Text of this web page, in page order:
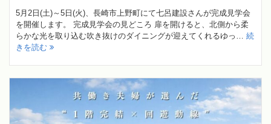
5月2日(土)～5日(火)、長崎市上野町にて七呂建設さんが完成見学会
を開催します。 完成見学会の見どころ 扉を開けると、北側から柔
らかな光を取り込む吹き抜けのダイニングが迎えてくれるゆっ… 続
きを読む